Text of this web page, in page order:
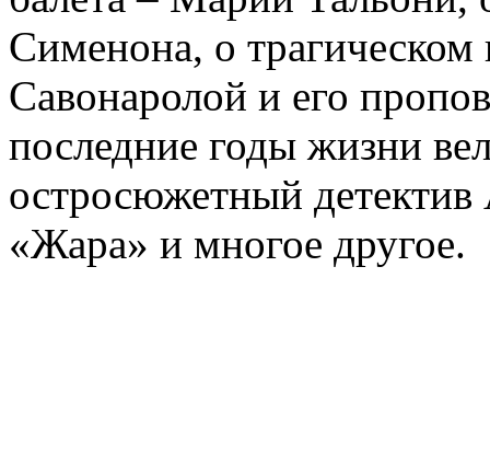
Сименона, о трагическом
Савонаролой и его
последние годы жизни
остросюжетный детектив
«Жара» и многое другое.